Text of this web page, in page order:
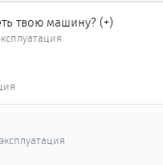
твою машину? (+)